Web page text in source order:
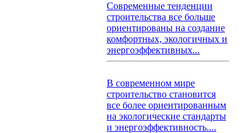
Современные тенденции
строительства все больше
ориентированы на создание
комфортных, экологичных и
энергоэффективных...
В современном мире
строительство становится
все более ориентированным
на экологические стандарты
и энергоэффективность....